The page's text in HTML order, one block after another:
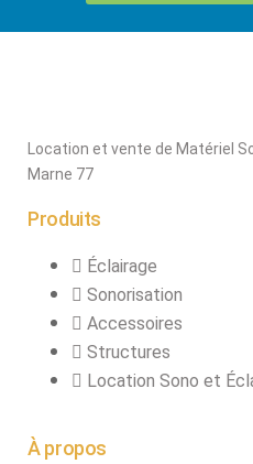
X
Location et vente de Matériel
Marne 77
Produits
Éclairage
Sonorisation
Accessoires
Structures
Location Sono et
À propos